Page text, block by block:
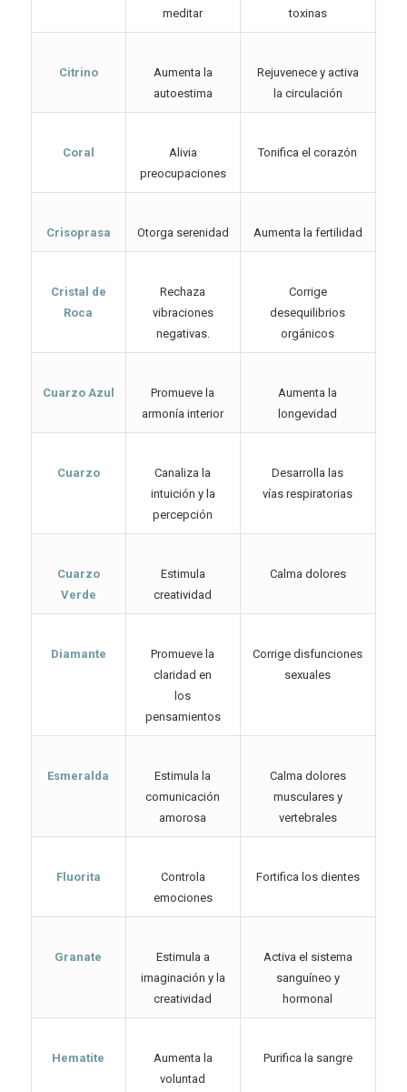
meditar
toxinas
Citrino
Aumenta la
autoestima
Rejuvenece y activa
la circulación
Coral
Alivia
preocupaciones
Tonifica el corazón
Crisoprasa Otorga serenidad Aumenta la fertilidad
Cristal de
Roca
Rechaza
vibraciones
negativas.
Corrige
desequilibrios
orgánicos
Cuarzo Azul
Promueve la
armonía interior
Aumenta la
longevidad
Cuarzo
Canaliza la
intuición y la
percepción
Desarrolla las
vías respiratorias
Cuarzo
Verde
Estimula
creatividad
Calma dolores
Diamante
Promueve la
claridad en
los
pensamientos
Corrige disfunciones
sexuales
Esmeralda
Estimula la
comunicación
amorosa
Calma dolores
musculares y
vertebrales
Fluorita
Controla
emociones
Fortifica los dientes
Granate
Estimula a
imaginación y la
creatividad
Activa el sistema
sanguíneo y
hormonal
Hematite
Aumenta la
voluntad
Purifica la sangre